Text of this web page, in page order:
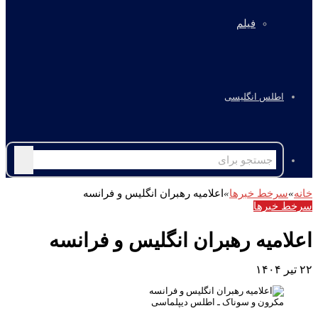
فیلم
اطلس انگلیسی
برای
خانه»سرخط خبرها» اعلامیه رهبران انگلیس و فرانسه
سرخط خبرها
اعلامیه رهبران انگلیس و فرانسه
۲۲ تیر ۱۴۰۴
مکرون و سوناک ـ اطلس دیپلماسی